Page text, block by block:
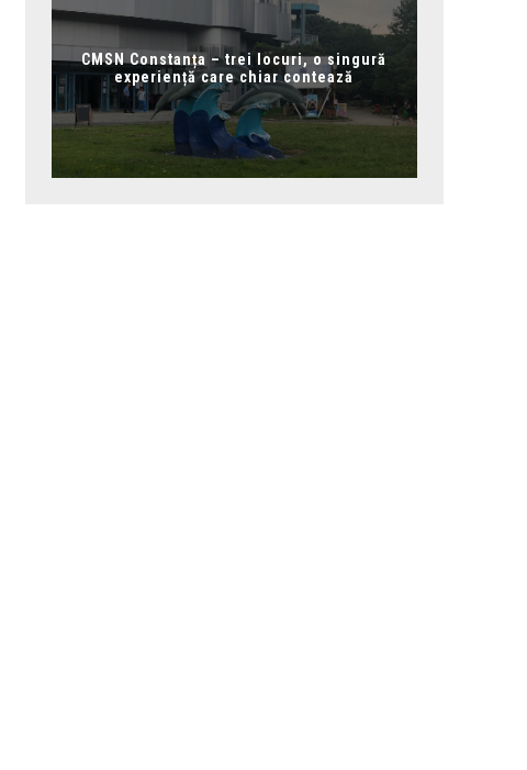
CMSN Constanța – trei locuri, o singură
experiență care chiar contează